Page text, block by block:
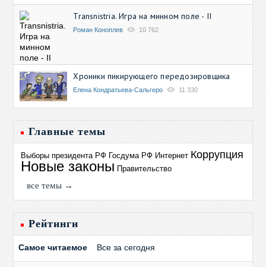
Transnistria. Игра на минном поле - II
Роман Коноплев 10 762
Хроники пикирующего передозировщика
Елена Кондратьева-Сальгеро 11 330
Главные темы
Выборы президента РФ Госдума РФ Интернет Коррупция
Новые законы Правительство
все темы →
Рейтинги
Самое читаемое Все за сегодня